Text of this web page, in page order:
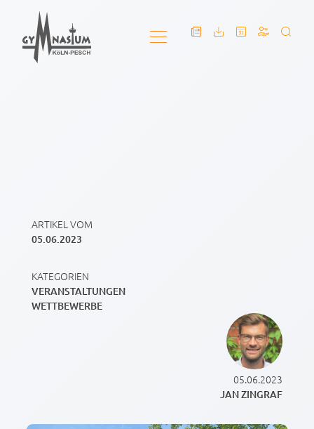
ARTIKEL VOM
05.06.2023
KATEGORIEN
VERANSTALTUNGEN
WETTBEWERBE
05.06.2023
JAN ZINGRAF